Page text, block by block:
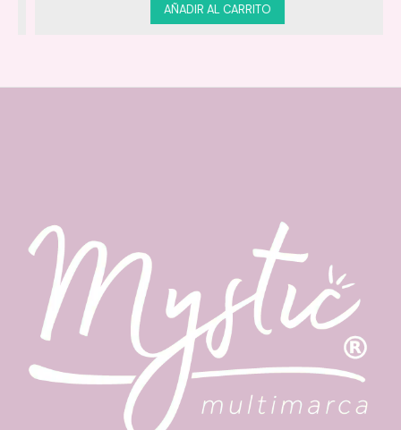
AÑADIR AL CARRITO